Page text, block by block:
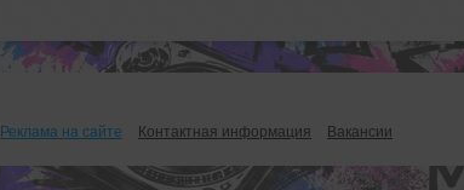
Реклама на сайте Контактная информация Вакансии